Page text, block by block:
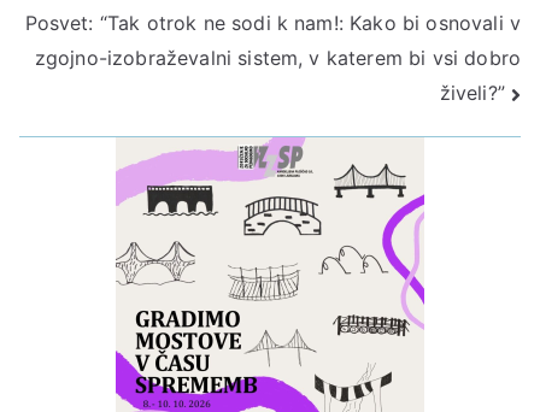
Posvet: “Tak otrok ne sodi k nam!: Kako bi osnovali v
zgojno-izobraževalni sistem, v katerem bi vsi dobro
živeli?”